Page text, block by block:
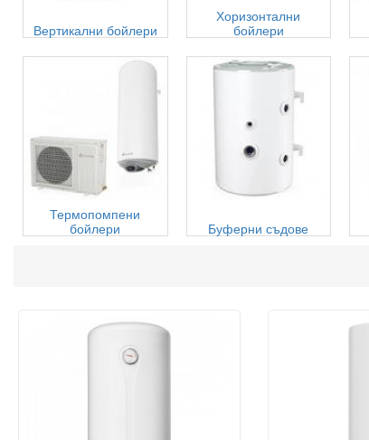
Вертикални бойлери
Хоризонтални
бойлери
Термопомпени
бойлери
Буферни съдове